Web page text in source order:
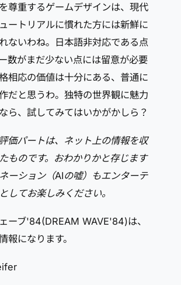
尊重するゲームデザインは、現代
ートリアルに慣れた方には新鮮に
ないわね。日本語非対応である点
数がまだ少ない点には留意が必要
相応の価値は十分にある、普通に
だと思うわ。独特の世界観に魅力
ら、試してみてはいかがかしら？
価パートは、ネット上の情報を収
ものです。おわかりかと存じます
ーション（AIの嘘）もエンターテ
してお楽しみください。
ーブ'84(DREAM WAVE'84)は、
報になります。